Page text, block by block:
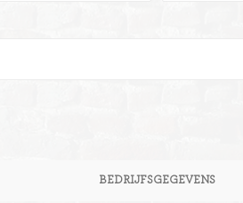
BEDRIJFSGEGEVENS